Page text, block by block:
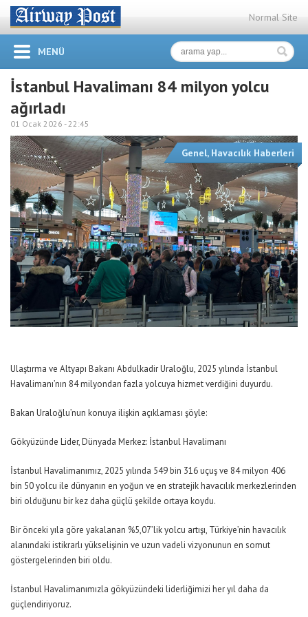
Normal Site
MENÜ
İstanbul Havalimanı 84 milyon yolcu
ağırladı
01 Ocak 2026 -22:45
Genel, Havacılık Haberleri
Ulaştırma ve Altyapı Bakanı Abdulkadir Uraloğlu, 2025 yılında İstanbul
Havalimanı’nın 84 milyondan fazla yolcuya hizmet verdiğini duyurdu.
Bakan Uraloğlu’nun konuya ilişkin açıklaması şöyle:
Gökyüzünde Lider, Dünyada Merkez: İstanbul Havalimanı
İstanbul Havalimanımız, 2025 yılında 549 bin 316 uçuş ve 84 milyon 406
bin 50 yolcu ile dünyanın en yoğun ve en stratejik havacılık merkezlerinden
biri olduğunu bir kez daha güçlü şekilde ortaya koydu.
Bir önceki yıla göre yakalanan %5,07’lik yolcu artışı, Türkiye’nin havacılık
alanındaki istikrarlı yükselişinin ve uzun vadeli vizyonunun en somut
göstergelerinden biri oldu.
İstanbul Havalimanımızla gökyüzündeki liderliğimizi her yıl daha da
güçlendiriyoruz.